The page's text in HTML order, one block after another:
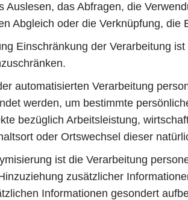
Auslesen, das Abfragen, die
Abgleich oder die Verknüpfung,
Einschränkung der Verarbeitung
automatisierten Verarbeitung
werden, um bestimmte
bezüglich Arbeitsleistung,
oder Ortswechsel dieser
ist die Verarbeitung
zusätzlicher
Informationen gesondert